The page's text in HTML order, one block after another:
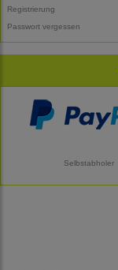
Registrierung
Passwort vergessen
Selbstabholer